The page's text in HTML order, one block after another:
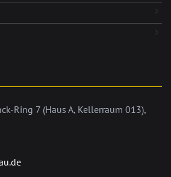
Ring 7 (Haus A, Kellerraum 013),